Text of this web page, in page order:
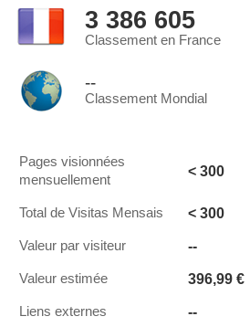
3 386 605
Classement en France
--
Classement Mondial
Pages visionnées
mensuellement
< 300
Total de Visitas Mensais < 300
Valeur par visiteur --
Valeur estimée 396,99 €
Liens externes --